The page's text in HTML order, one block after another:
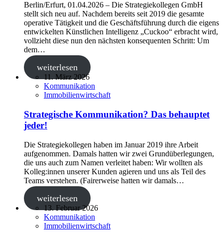
Berlin/Erfurt, 01.04.2026 ‒ Die Strategiekollegen GmbH
stellt sich neu auf. Nachdem bereits seit 2019 die gesamte
operative Tätigkeit und die Geschäftsführung durch die eigens
entwickelten Künstlichen Intelligenz „Cuckoo“ erbracht wird,
vollzieht diese nun den nächsten konsequenten Schritt: Um
dem…
weiterlesen
11. März 2026
Kommunikation
Immobilienwirtschaft
Strategische Kommunikation? Das behauptet
jeder!
Die Strategiekollegen haben im Januar 2019 ihre Arbeit
aufgenommen. Damals hatten wir zwei Grundüberlegungen,
die uns auch zum Namen verleitet haben: Wir wollten als
Kolleg:innen unserer Kunden agieren und uns als Teil des
Teams verstehen. (Fairerweise hatten wir damals…
weiterlesen
13. Februar 2026
Kommunikation
Immobilienwirtschaft